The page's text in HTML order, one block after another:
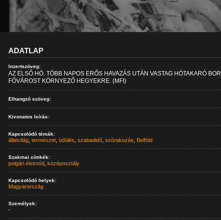
ADATLAP
Inzertszöveg:
AZ ELSŐ HÓ. TÖBB NAPOS ERŐS HAVAZÁS UTÁN VASTAG HÓTAKARÓ
FŐVÁROST KÖRNYEZŐ HEGYEKRE. (MFI)
Elhangzó szöveg:
Kivonatos leírás:
Kapcsolódó témák:
állatvilág ,természet ,üdülés ,szabadidő ,szórakozás Belföld
Szakmai címkék:
polgári életmód ,középosztály
Kapcsolódó helyek:
Magyarország
Személyek:
-